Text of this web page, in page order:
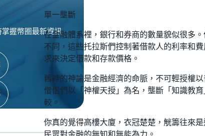
掌握幣圈最新資訊
單一壟斷
在金融體系裡，銀行和券商的數量貌似很多
不同，這些托拉斯們控制著借款人的利率和
求來決定借款和存款價格。
舊神的神諭是金融經濟的命脈，不可輕授權
僧侶們以「神權天授」為名，壟斷「知識教
較。
你真的覺得高樓大廈，衣冠楚楚，觥籌往來